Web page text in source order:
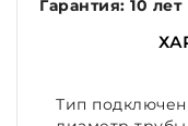
Гарантия: 10 лет
Тип